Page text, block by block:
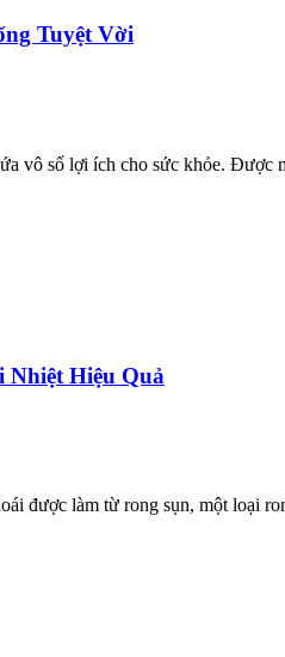
Tuyệt Vời
vô số lợi ích cho sức khỏe.
Nhiệt Hiệu Quả
được làm từ rong sụn, một loại